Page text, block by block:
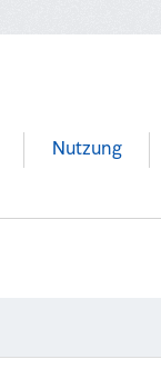
Nutzung